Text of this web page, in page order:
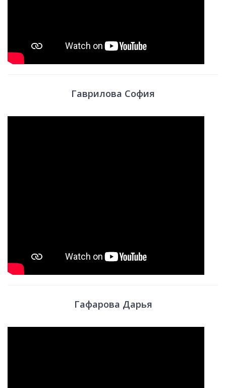
Гаврилова София
Гафарова Дарья